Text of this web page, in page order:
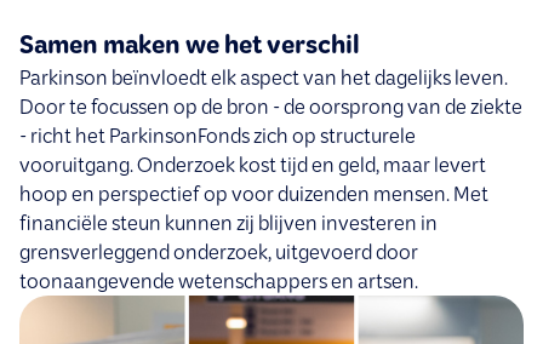
Samen maken we het verschil
Parkinson beïnvloedt elk aspect van het dagelijks leven.
Door te focussen op de bron - de oorsprong van de ziekte
- richt het ParkinsonFonds zich op structurele
vooruitgang. Onderzoek kost tijd en geld, maar levert
hoop en perspectief op voor duizenden mensen. Met
financiële steun kunnen zij blijven investeren in
grensverleggend onderzoek, uitgevoerd door
toonaangevende wetenschappers en artsen.